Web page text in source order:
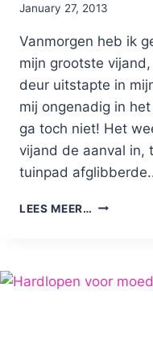
By
January 27, 2013
Vanmorgen heb ik
mijn grootste
deur uitstapte in
mij ongenadig in
ga toch niet! Het
vijand de aanval in,
tuinpad
LEES MEER… ALS
ZELF